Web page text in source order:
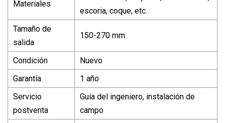
Materiales
escoria, coque, etc.
Tamaño de
salida
150-270 mm
Condición
Nuevo
Garantía
1 año
Servicio
postventa
Guía del ingeniero, instalación de
campo